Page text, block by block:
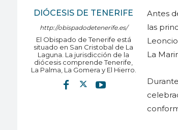
DIÓCESIS DE TENERIFE
http://obispadodetenerife.es/
El Obispado de Tenerife está
situado en San Cristobal de La
Laguna. La jurisdicción de la
diócesis comprende Tenerife,
La Palma, La Gomera y El Hierro.
Antes
las
La